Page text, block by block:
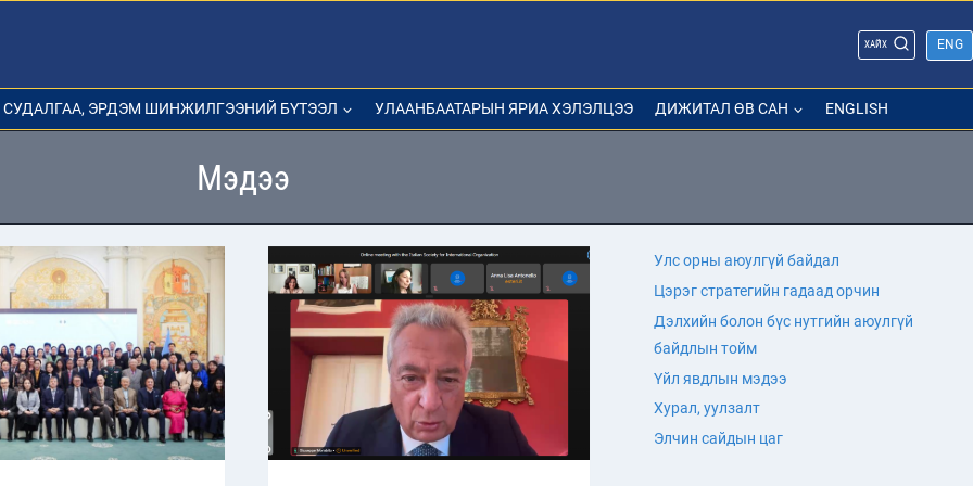
ХАЙХ ENG
СУДАЛГАА, ЭРДЭМ ШИНЖИЛГЭЭНИЙ БҮТЭЭЛ УЛААНБААТАРЫН ЯРИА ХЭЛЭЛЦЭЭ ДИЖИТАЛ ӨВ САН ENGLISH
Мэдээ
Улс орны аюулгүй байдал
Цэрэг стратегийн гадаад орчин
Дэлхийн болон бүс нутгийн аюулгүй
байдлын тойм
Үйл явдлын мэдээ
Хурал, уулзалт
Элчин сайдын цаг